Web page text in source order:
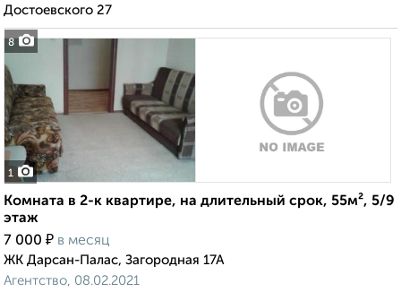
8
Достоевского 27
1
Комната в 2-к квартире, на длительный срок, 55м², 5/9
этаж
7 000 ₽ в месяц
ЖК Дарсан-Палас, Загородная 17А
Агентство, 08.02.2021